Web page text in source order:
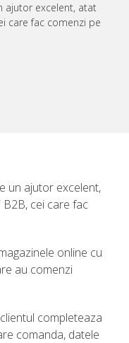
ajutor excelent, atat
care fac comenzi pe
un ajutor excelent,
cei care fac
online cu
au comenzi
completeaza
comanda, datele